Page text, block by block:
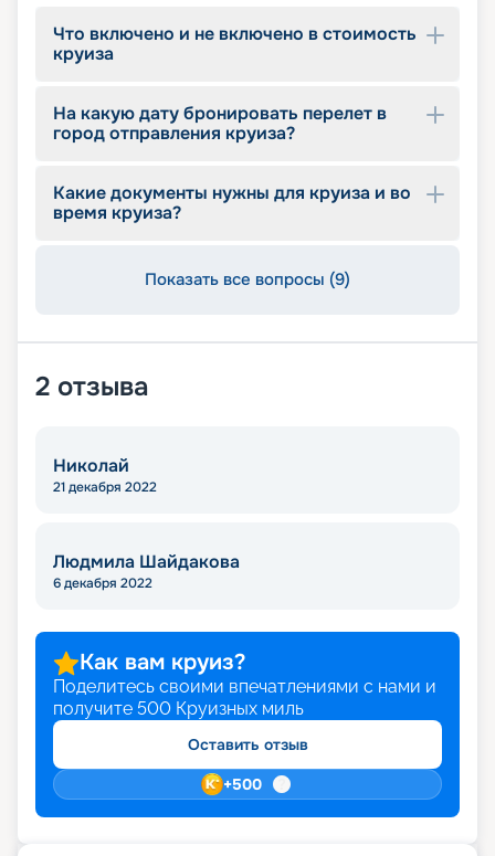
Что включено и не включено в стоимость
круиза
На какую дату бронировать перелет в
город отправления круиза?
Какие документы нужны для круиза и во
время круиза?
Показать все вопросы (9)
2 отзыва
Николай
21 декабря 2022
Людмила Шайдакова
6 декабря 2022
Как вам круиз?
Поделитесь своими впечатлениями с нами и
получите 500 Круизных миль
Оставить отзыв
+500